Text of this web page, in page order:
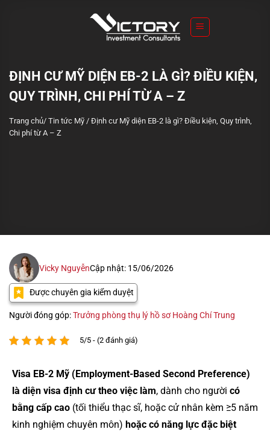
ĐỊNH CƯ MỸ DIỆN EB-2 LÀ GÌ? ĐIỀU KIỆN,
QUY TRÌNH, CHI PHÍ TỪ A – Z
Trang chủ/ Tin tức Mỹ / Định cư Mỹ diện EB-2 là gì? Điều kiện, Quy trình,
Chi phí từ A – Z
Vicky NguyễnCập nhật: 15/06/2026
Được chuyên gia kiểm duyệt
Người đóng góp:Trưởng phòng thụ lý hồ sơ Hoàng Chí Trung
5/5 - (2 đánh giá)
Visa EB-2 Mỹ (Employment-Based Second Preference)
là diện visa định cư theo việc làm, dành cho người có
bằng cấp cao (tối thiểu thạc sĩ, hoặc cử nhân kèm ≥5 năm
kinh nghiệm chuyên môn) hoặc có năng lực đặc biệt